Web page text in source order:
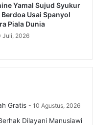
Yamal Sujud Syukur
Usai Spanyol
Piala Dunia
Juli, 2026
Gratis 10 Agustus, 2026
Dilayani Manusiawi